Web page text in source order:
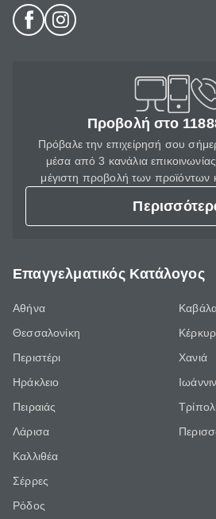
Προβολή στο
Πρόβαλε την επιχείρησή σου
μέσα από 3 κανάλια
μέγιστη προβολή των προϊόντων
Επαγγελματικός Κατάλογος
Αθήνα
Θεσσαλονίκη
Περιστέρι
Ηράκλειο
Πειραιάς
Λάρισα
Καλλιθέα
Σέρρες
Ρόδος
Χανιά